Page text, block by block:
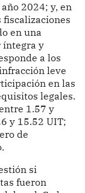
2024; y, en
fiscalizaciones
en una
íntegra y
a los
leve
en las
legales.
1.57 y
y 15.52 UIT;
de
si
fueron